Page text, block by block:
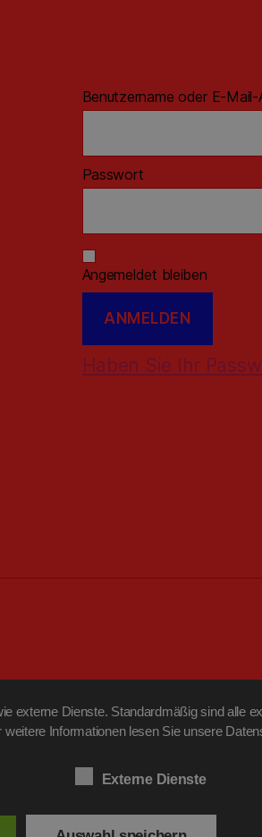
Benutzername oder E-Mail-
Passwort
Angemeldet bleiben
Haben Sie Ihr
externe Dienste. Standardmäßig sind alle
Informationen lesen Sie unsere
Externe Dienste